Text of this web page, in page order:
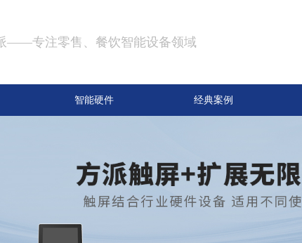
——专注零售、餐饮智能设备领域
智能硬件 经典案例